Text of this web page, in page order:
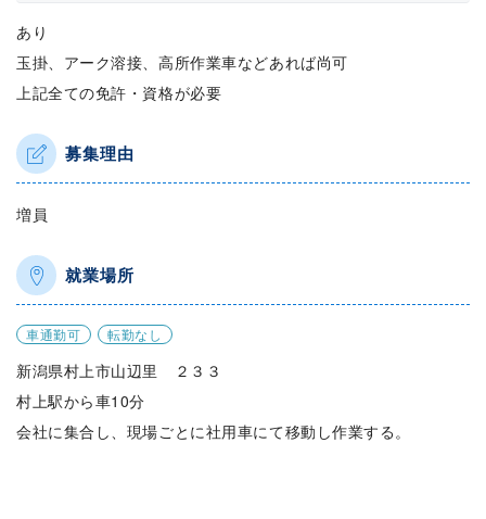
あり
玉掛、アーク溶接、高所作業車などあれば尚可
上記全ての免許・資格が必要
募集理由
増員
就業場所
車通勤可 転勤なし
新潟県村上市山辺里 ２３３
村上駅から車10分
会社に集合し、現場ごとに社用車にて移動し作業する。